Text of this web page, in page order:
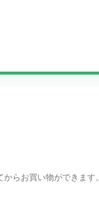
らお買い物ができます。